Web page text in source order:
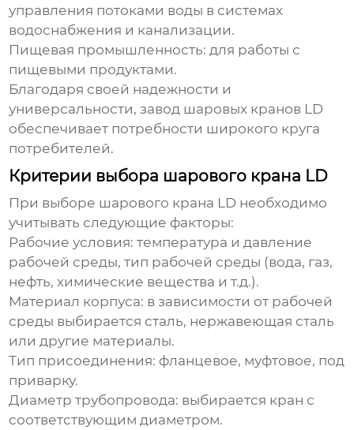
управления потоками воды в системах
водоснабжения и канализации.
Пищевая промышленность: для работы с
пищевыми продуктами.
Благодаря своей надежности и
универсальности,завод шаровых кранов LD
обеспечивает потребности широкого круга
потребителей.
Критерии выбора шарового крана LD
При выборе шарового крана LD необходимо
учитывать следующие факторы:
Рабочие условия: температура и давление
рабочей среды, тип рабочей среды (вода, газ,
нефть, химические вещества и т.д.).
Материал корпуса: в зависимости от рабочей
среды выбирается сталь, нержавеющая сталь
или другие материалы.
Тип присоединения: фланцевое, муфтовое, под
приварку.
Диаметр трубопровода: выбирается кран с
соответствующим диаметром.